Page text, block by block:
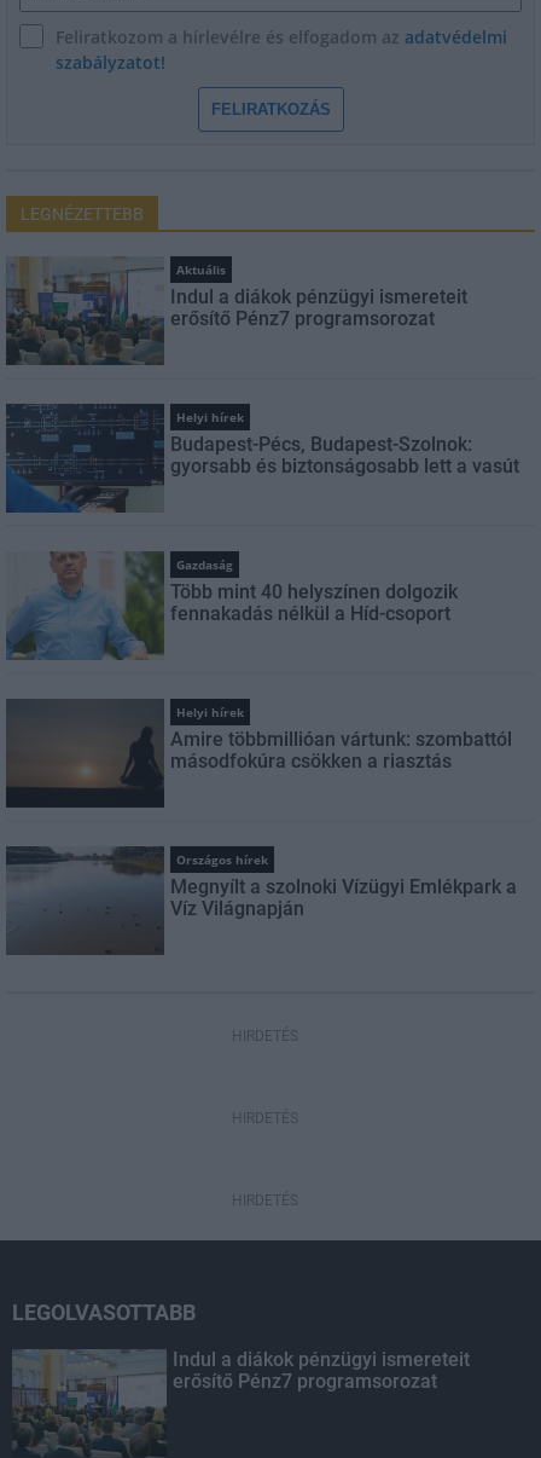
Feliratkozom a hírlevélre és elfogadom az adatvédelmi
szabályzatot!
FELIRATKOZÁS
LEGNÉZETTEBB
Aktuális
Indul a diákok pénzügyi ismereteit
erősítő Pénz7 programsorozat
Helyi hírek
Budapest-Pécs, Budapest-Szolnok:
gyorsabb és biztonságosabb lett a vasút
Gazdaság
Több mint 40 helyszínen dolgozik
fennakadás nélkül a Híd-csoport
Helyi hírek
Amire többmillióan vártunk: szombattól
másodfokúra csökken a riasztás
Országos hírek
Megnyílt a szolnoki Vízügyi Emlékpark a
Víz Világnapján
HIRDETÉS
HIRDETÉS
HIRDETÉS
LEGOLVASOTTABB
Indul a diákok pénzügyi ismereteit
erősítő Pénz7 programsorozat